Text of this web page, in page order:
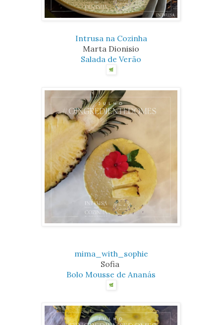
Intrusa na Cozinha
Marta Dionisio
Salada de Verão
mima_with_sophie
Sofia
Bolo Mousse de Ananás